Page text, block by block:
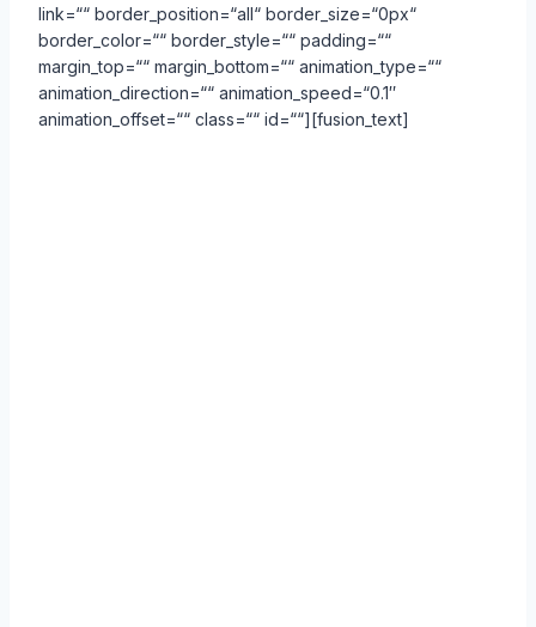
link=““ border_position=“all“ border_size=“0px“
border_color=““ border_style=““ padding=““
margin_top=““ margin_bottom=““ animation_type=““
animation_direction=““ animation_speed=“0.1″
animation_offset=““ class=““ id=““][fusion_text]